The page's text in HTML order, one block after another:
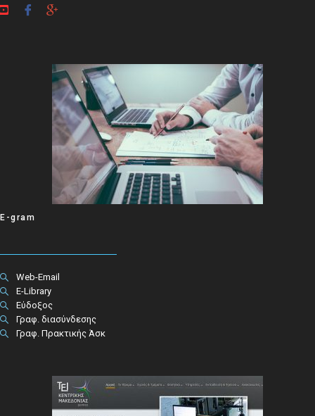
E-gram
Web-Email
E-Library
Εύδοξος
Γραφ. διασύνδεσης
Γραφ. Πρακτικής Άσκ